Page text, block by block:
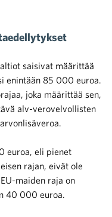
saisivat määrittää
enintään 85 000 euroa.
joka määrittää sen,
alv-verovelvollisten
euroa, eli pienet
rajan, eivät ole
maiden raja on
40 000 euroa.